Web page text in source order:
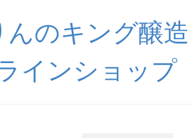
んのキング醸造
インショップ